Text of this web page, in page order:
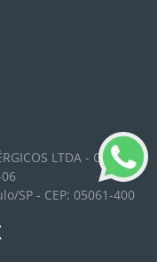
LTDA - CNPJ:
SP - CEP: 05061-400